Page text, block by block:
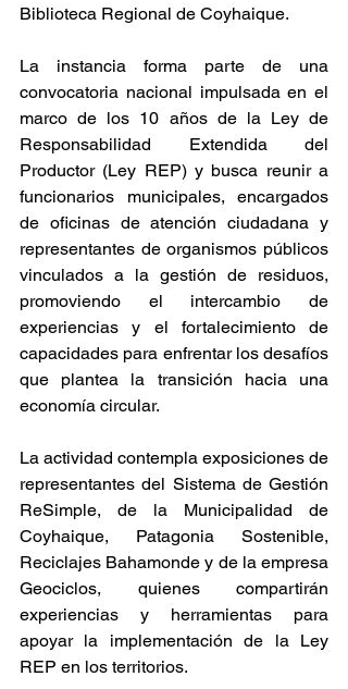
Biblioteca Regional de Coyhaique.
La instancia forma parte de una
convocatoria nacional impulsada en el
marco de los 10 años de la Ley de
Responsabilidad Extendida del
Productor (Ley REP) y busca reunir a
funcionarios municipales, encargados
de oficinas de atención ciudadana y
representantes de organismos públicos
vinculados a la gestión de residuos,
promoviendo el intercambio de
experiencias y el fortalecimiento de
capacidades para enfrentar los desafíos
que plantea la transición hacia una
economía circular.
La actividad contempla exposiciones de
representantes del Sistema de Gestión
ReSimple, de la Municipalidad de
Coyhaique, Patagonia Sostenible,
Reciclajes Bahamonde y de la empresa
Geociclos, quienes compartirán
experiencias y herramientas para
apoyar la implementación de la Ley
REP en los territorios.